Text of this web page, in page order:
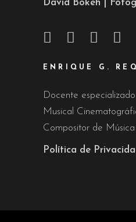
David Bokeh |
ENRIQUE G.
Docente
Musical
Compositor de
Política de